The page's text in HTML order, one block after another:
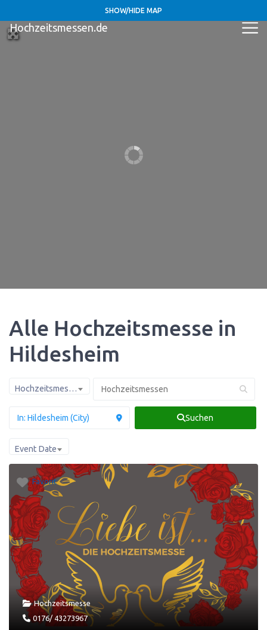
Hochzeitsmessen.de
SHOW/HIDE MAP
Alle Hochzeitsmesse in
Hildesheim
Hochzeitsmessen
Suchen
Event Date
Favorit
Hochzeitsmesse
0176/ 43273967